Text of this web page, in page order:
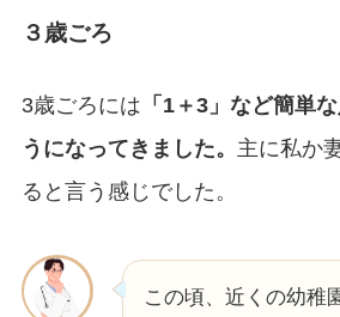
３歳ごろ
3歳ごろには 「1＋3」など簡単
うになってきました。 主に私か
ると言う感じでした。
この頃、近くの幼稚